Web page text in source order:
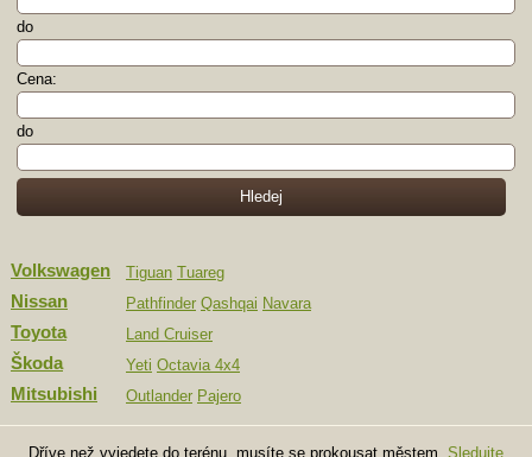
do
Cena:
do
Volkswagen Tiguan Tuareg
Nissan Pathfinder Qashqai Navara
Toyota Land Cruiser
Škoda Yeti Octavia 4x4
Mitsubishi Outlander Pajero
Dříve než vyjedete do terénu, musíte se prokousat městem. Sledujte